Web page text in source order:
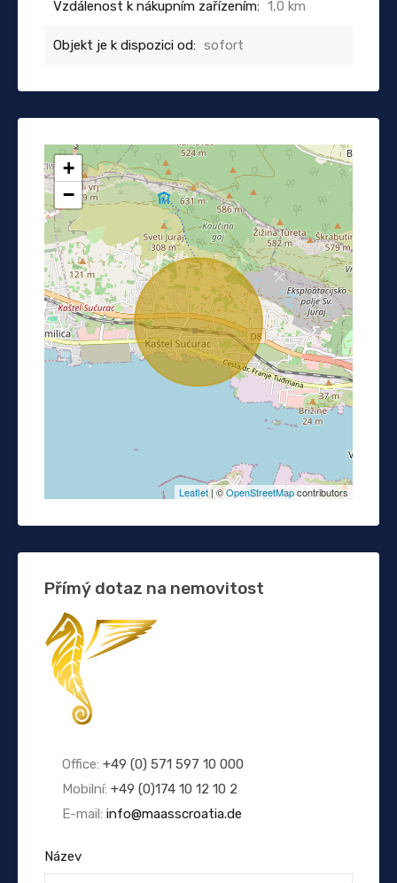
Vzdálenost k nákupním zařízením: 1,0 km
Objekt je k dispozici od: sofort
+
−
Leaflet| ©OpenStreetMapcontributors
Přímý dotaz na nemovitost
Office: +49 (0) 571 597 10 000
Mobilní: +49 (0)174 10 12 10 2
E-mail: info@maasscroatia.de
Název